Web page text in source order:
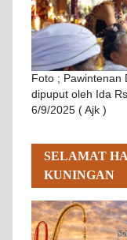
Foto ; Pawintenan
dipuput oleh Ida
6/9/2025 ( Ajk )
SELAMAT
KUNINGAN